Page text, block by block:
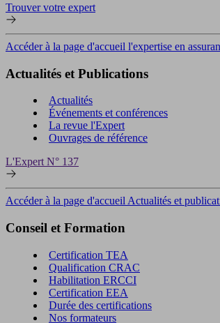
Trouver votre expert
Accéder à la page d'accueil l'expertise en
Actualités et Publications
Actualités
Événements et conférences
La revue l'Expert
Ouvrages de référence
L'Expert N° 137
Accéder à la page d'accueil Actualités et
Conseil et Formation
Certification TEA
Qualification CRAC
Habilitation ERCCI
Certification EEA
Durée des certifications
Nos formateurs